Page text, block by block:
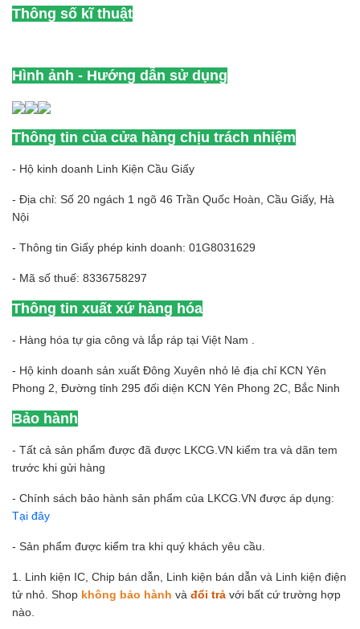
Thông số kĩ thuật
Hình ảnh - Hướng dẫn sử dụng
Thông tin của cửa hàng chịu trách nhiệm
- Hộ kinh doanh Linh Kiện Cầu Giấy
- Địa chỉ: Số 20 ngách 1 ngõ 46 Trần Quốc Hoàn, Cầu Giấy, Hà
Nội
- Thông tin Giấy phép kinh doanh: 01G8031629
- Mã số thuế: 8336758297
Thông tin xuất xứ hàng hóa
- Hàng hóa tự gia công và lắp ráp tại Việt Nam .
- Hộ kinh doanh sản xuất Đông Xuyên nhỏ lẻ địa chỉ KCN Yên
Phong 2, Đường tỉnh 295 đối diện KCN Yên Phong 2C, Bắc Ninh
Bảo hành
- Tất cả sản phẩm được đã được LKCG.VN kiểm tra và dãn tem
trước khi gửi hàng
- Chính sách bảo hành sản phẩm của LKCG.VN được áp dụng:
Tại đây
- Sản phẩm được kiểm tra khi quý khách yêu cầu.
1. Linh kiện IC, Chip bán dẫn, Linh kiện bán dẫn và Linh kiện điện
tử nhỏ. Shop không bảo hành và đổi trả với bất cứ trường hợp
nào.